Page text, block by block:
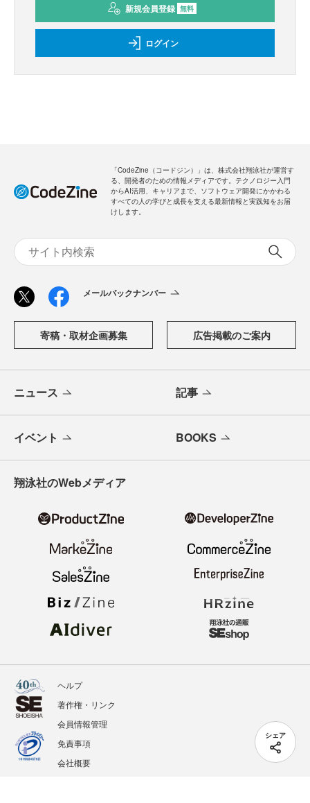
シェア
新規会員登録 無料
ログイン
「CodeZine（コードジン）」は、株式会社翔泳社が運営す
る、開発者のための情報メディアです。テクノロジー入門
からAI活用、キャリアまで、ソフトウェア開発にかかわる
すべての人の学びと成長を支える最新情報と実践知をお届
けします。
メールバックナンバー
寄稿・取材企画募集 広告掲載のご案内
ニュース 記事
イベント BOOKS
翔泳社のWebメディア
ヘルプ
著作権・リンク
会員情報管理
免責事項
会社概要